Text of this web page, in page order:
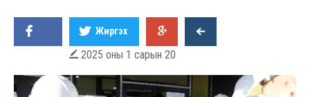
Жиргэх
 2025 оны 1 сарын 20